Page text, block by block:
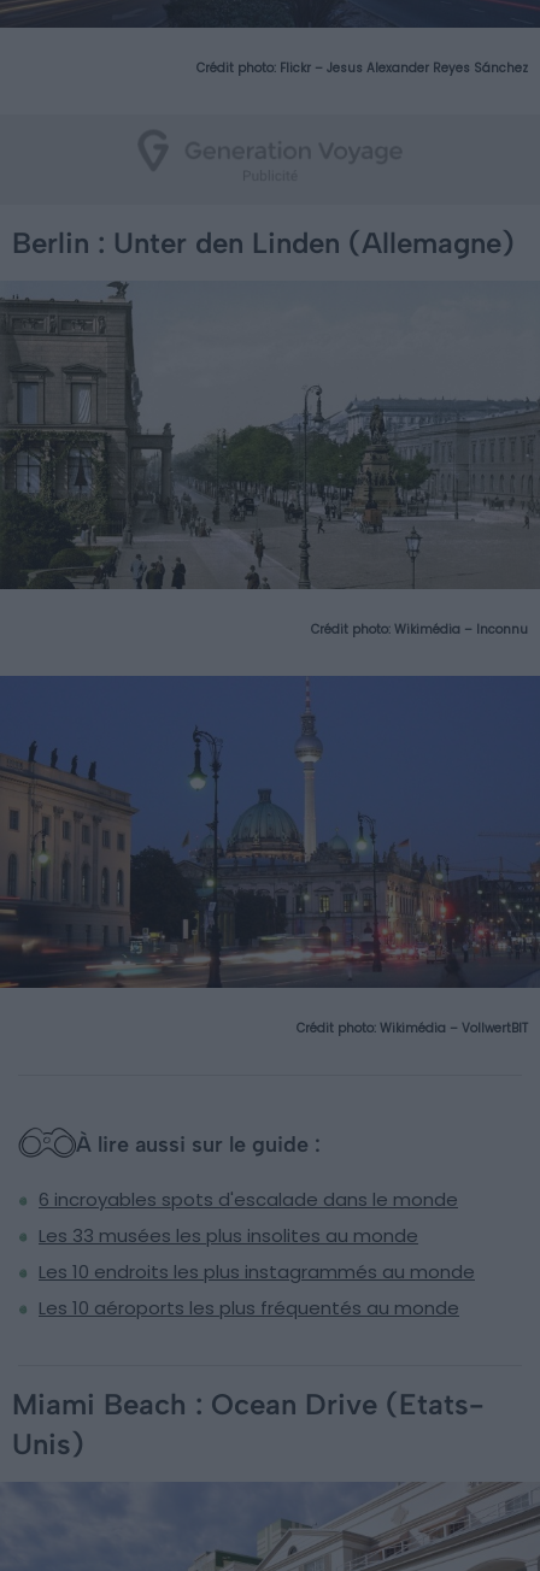
Crédit photo: Flickr – Jesus Alexander Reyes Sánchez
Berlin : Unter den Linden (Allemagne)
Crédit photo: Wikimédia – Inconnu
Crédit photo: Wikimédia – VollwertBIT
À lire aussi sur le guide :
6 incroyables spots d'escalade dans le monde
Les 33 musées les plus insolites au monde
Les 10 endroits les plus instagrammés au monde
Les 10 aéroports les plus fréquentés au monde
Miami Beach : Ocean Drive (Etats-
Unis)